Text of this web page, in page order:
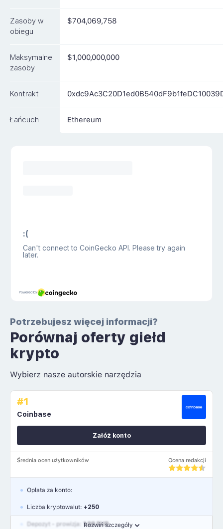
Zasoby w
obiegu
$704,069,758
Maksymalne
zasoby
$1,000,000,000
Kontrakt
Łańcuch Ethereum
Potrzebujesz więcej informacji?
Porównaj oferty giełd
krypto
Wybierz nasze autorskie narzędzia
#1
Coinbase
Średnia ocen użytkowników Ocena redakcji
Załóż konto
Rozwiń szczegóły
Opłata za konto:
Liczba kryptowalut: +250
Depozyt - prowizja: 1.99 EUR